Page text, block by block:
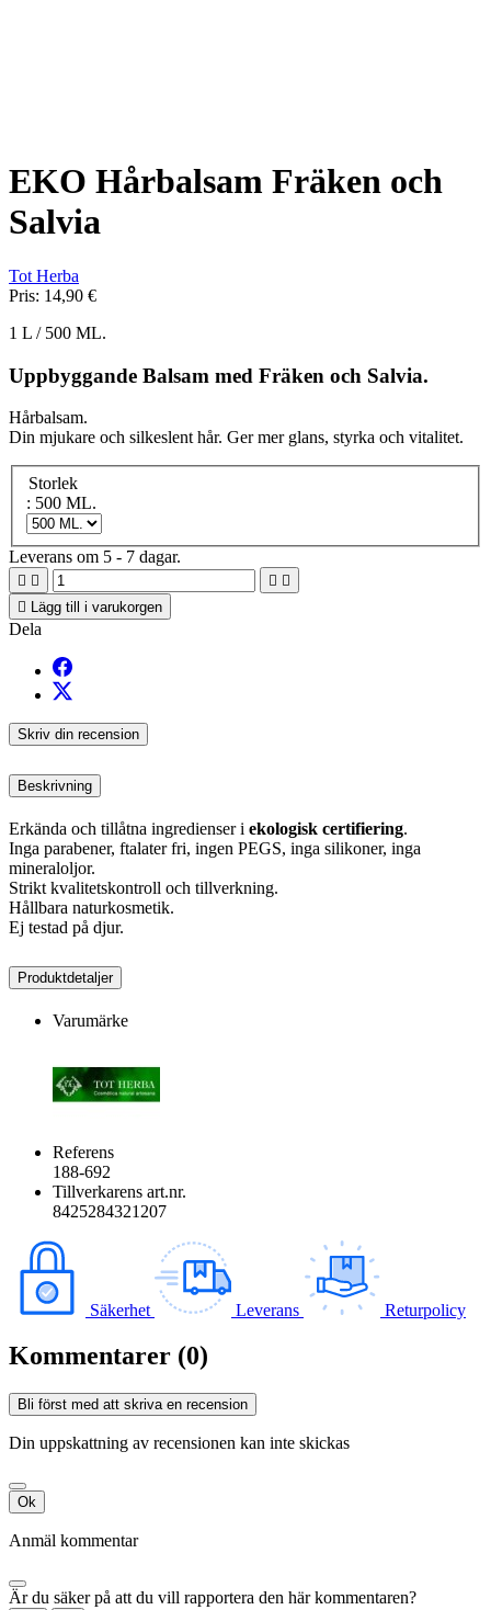
EKO Hårbalsam Fräken och
Salvia
Tot Herba
Pris: 14,90 €
1 L / 500 ML.
Uppbyggande Balsam med Fräken och Salvia.
Hårbalsam.
Din mjukare och silkeslent hår. Ger mer glans, styrka och vitalitet.
Storlek
: 500 ML.
Leverans om 5 - 7 dagar.
   

Lägg till i varukorgen
Dela
Skriv din recension
Beskrivning
Erkända och tillåtna ingredienser i ekologisk certifiering.
Inga parabener, ftalater fri, ingen PEGS, inga silikoner, inga
mineraloljor.
Strikt kvalitetskontroll och tillverkning.
Hållbara naturkosmetik.
Ej testad på djur.
Produktdetaljer
Varumärke
Referens
188-692
Tillverkarens art.nr.
8425284321207
Säkerhet Leverans Returpolicy
Kommentarer (0)
Bli först med att skriva en recension
Din uppskattning av recensionen kan inte skickas
Ok
Anmäl kommentar
Är du säker på att du vill rapportera den här kommentaren?